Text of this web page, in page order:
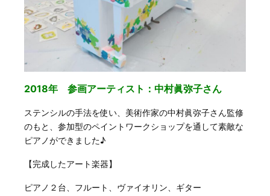
2018年 参画アーティスト：中村眞弥子さん
ステンシルの手法を使い、美術作家の中村眞弥子さん監修
のもと、参加型のペイントワークショップを通して素敵な
ピアノができました♪
【完成したアート楽器】
ピアノ２台、フルート、ヴァイオリン、ギター